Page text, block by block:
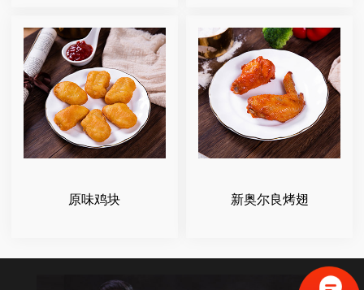
原味鸡块 新奥尔良烤翅